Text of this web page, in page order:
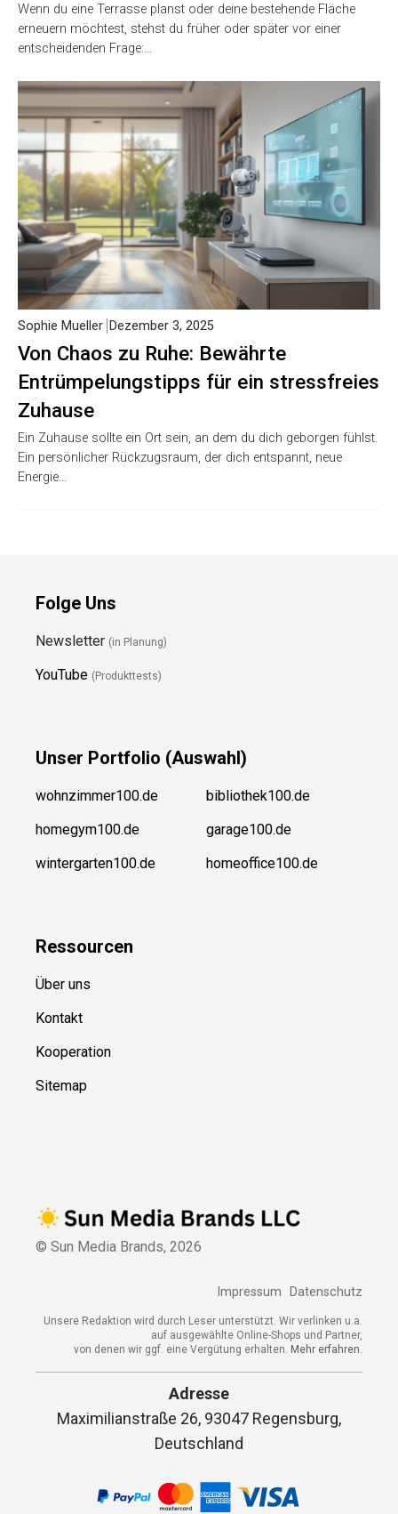
Wenn du eine Terrasse planst oder deine bestehende Fläche
erneuern möchtest, stehst du früher oder später vor einer
entscheidenden Frage:…
Von Chaos zu Ruhe: Bewährte
Entrümpelungstipps für ein stressfreies
Zuhause
Sophie Mueller Dezember 3, 2025
Ein Zuhause sollte ein Ort sein, an dem du dich geborgen fühlst.
Ein persönlicher Rückzugsraum, der dich entspannt, neue
Energie…
Folge Uns
Newsletter (in Planung)
YouTube (Produkttests)
Unser Portfolio (Auswahl)
wohnzimmer100.de
homegym100.de
wintergarten100.de
bibliothek100.de
garage100.de
homeoffice100.de
Ressourcen
Über uns
Kontakt
Kooperation
Sitemap
© Sun Media Brands, 2026
Impressum Datenschutz
Unsere Redaktion wird durch Leser unterstützt. Wir verlinken u.a.
auf ausgewählte Online-Shops und Partner,
von denen wir ggf. eine Vergütung erhalten. Mehr erfahren.
Adresse
Maximilianstraße 26, 93047 Regensburg,
Deutschland